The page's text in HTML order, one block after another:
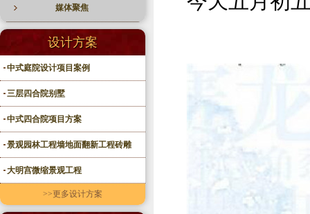
媒体聚焦
设计方案
中式庭院设计项目案例
三层四合院别墅
中式四合院项目方案
景观园林工程墙地面翻新工程砖雕
大明宫微缩景观工程
>>更多设计方案